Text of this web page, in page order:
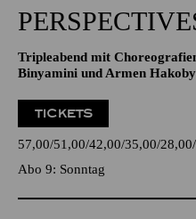
Tripleabend mit
Binyamini und Armen
TICKETS
57,00 51,00 42,00 35,00 28,00
Abo 9: Sonntag